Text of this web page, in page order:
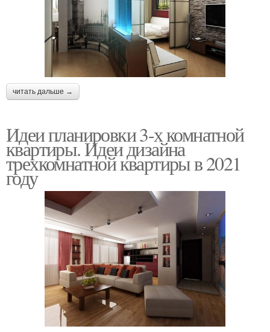
читать дальше →
Идеи планировки 3-х комнатной
квартиры. Идеи дизайна
трехкомнатной квартиры в 2021
году